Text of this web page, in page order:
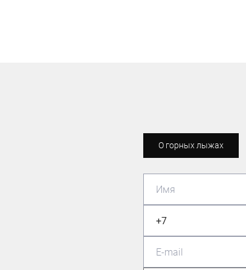
О горных лыжах
ЛЫЖНИК-ЛЮБИТЕЛЬ